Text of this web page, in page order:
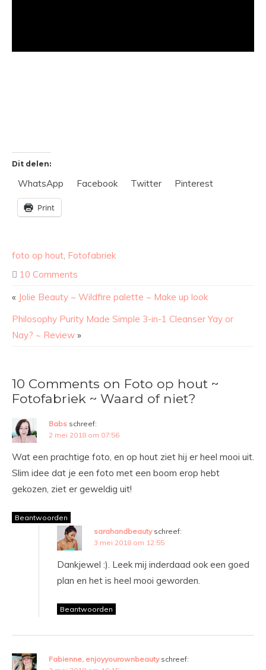
Dit delen:
WhatsApp Facebook Twitter Pinterest
Print
foto op hout, Fotofabriek
10 Comments
« Jolie Beauty ~ Wildfire palette ~ Make up look
Philosophy Purity Made Simple 3-in-1 Cleanser Yay or
Nay? ~ Review »
10 Comments on Foto op hout ~
Fotofabriek ~ Waard of niet?
Babs schreef:
2 mei 2018 om 07:56
Wat een prachtige foto, en op hout ziet hij er heel mooi uit.
Slim idee dat je een foto met een boom erop hebt
gekozen, ziet er geweldig uit!
Beantwoorden
sarahandbeauty schreef:
3 mei 2018 om 12:55
Dankjewel :). Leek mij inderdaad ook een goed
plan en het is heel mooi geworden.
Beantwoorden
Fabienne, enjoyyourownbeauty schreef: